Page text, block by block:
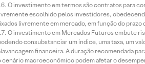
O investimento em termos são contratos para
escolhido pelos investidores,
livremente em mercado, em função do
O investimento em Mercados Futuros embute
consubstanciar um índice, uma taxa, um
financeira. A duração recomendada
cenário macroeconômico podem afetar o